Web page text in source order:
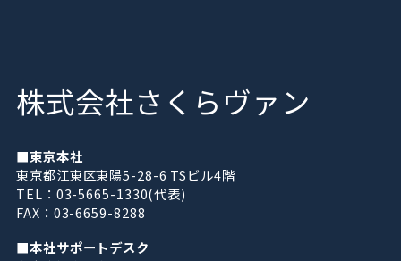
株式会社さくらヴァン
■東京本社
東京都江東区東陽5-28-6 TSビル4階
TEL：03-5665-1330(代表)
FAX：03-6659-8288
■本社サポートデスク